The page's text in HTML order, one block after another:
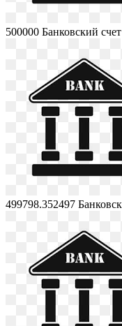
500000 Банковский
499798.352497